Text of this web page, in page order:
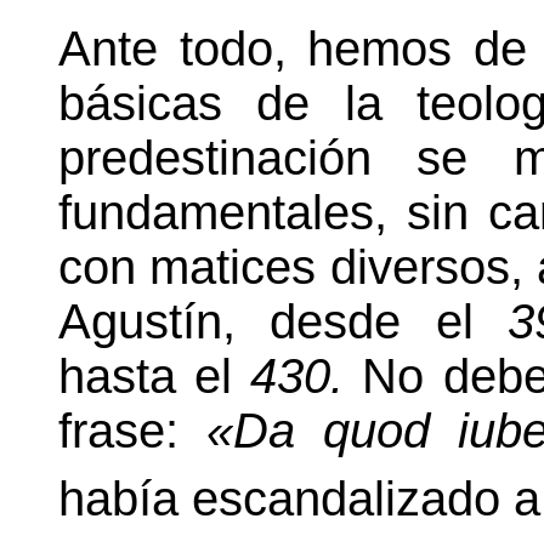
Ante todo, hemos
básicas de la
predestinación se
fundamentales, sin
con matices
Agustín, desde el
hasta el430. No
frase: «Da quod
había escandalizado